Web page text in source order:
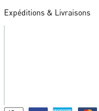
Expéditions & Livraisons